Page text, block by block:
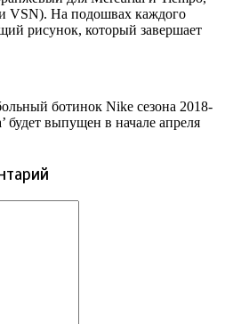
VSN). На подошвах каждого
рисунок, который завершает
ботинок Nike сезона 2018-
будет выпущен в начале апреля